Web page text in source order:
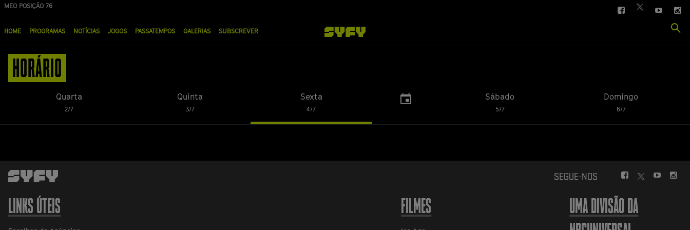
Passar
principal
MEO POSIÇÃO 76 FACEBOOK
TWITTER
YOUTUBE
principal
HOME PROGRAMAS NOTÍCIAS JOGOS PASSATEMPOS GALERIAS SUBSCREVER
HORÁRIO
Quarta
2/7
Quinta
3/7
Sexta
4/7
Choose
Sábado
5/7
Domingo
6/7
SEGUE-NOS
FACEBOOK
YOUTUBE
LINKS ÚTEIS FILMES
UMA DIVISÃO DA